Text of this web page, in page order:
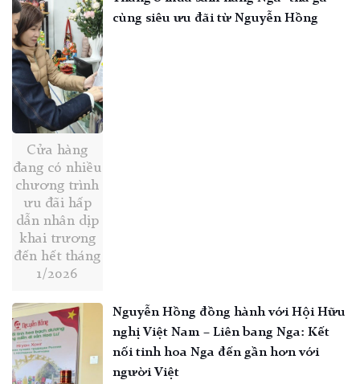
Cửa hàng
đang có nhiều
chương trình
ưu đãi hấp
dẫn nhân dịp
khai trương
đến hết tháng
1/2026
cùng siêu ưu đãi từ Nguyễn Hồng
Nguyễn Hồng đồng hành với Hội Hữu
nghị Việt Nam – Liên bang Nga: Kết
nối tinh hoa Nga đến gần hơn với
người Việt